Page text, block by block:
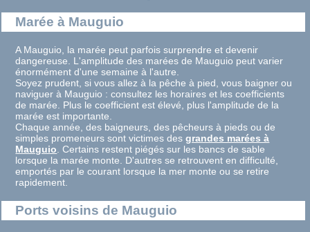
Marée à Mauguio
A Mauguio, la marée peut parfois surprendre et devenir
dangereuse. L'amplitude des marées de Mauguio peut varier
énormément d'une semaine à l'autre.
Soyez prudent, si vous allez à la pêche à pied, vous baigner ou
naviguer à Mauguio : consultez les horaires et les coefficients
de marée. Plus le coefficient est élevé, plus l'amplitude de la
marée est importante.
Chaque année, des baigneurs, des pêcheurs à pieds ou de
simples promeneurs sont victimes desgrandes marées à
Mauguio. Certains restent piégés sur les bancs de sable
lorsque la marée monte. D'autres se retrouvent en difficulté,
emportés par le courant lorsque la mer monte ou se retire
rapidement.
Ports voisins de Mauguio